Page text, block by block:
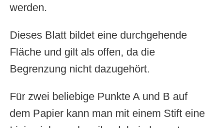
werden.
Dieses Blatt bildet eine durchgehende
Fläche und gilt als offen, da die
Begrenzung nicht dazugehört.
Für zwei beliebige Punkte A und B auf
dem Papier kann man mit einem Stift eine